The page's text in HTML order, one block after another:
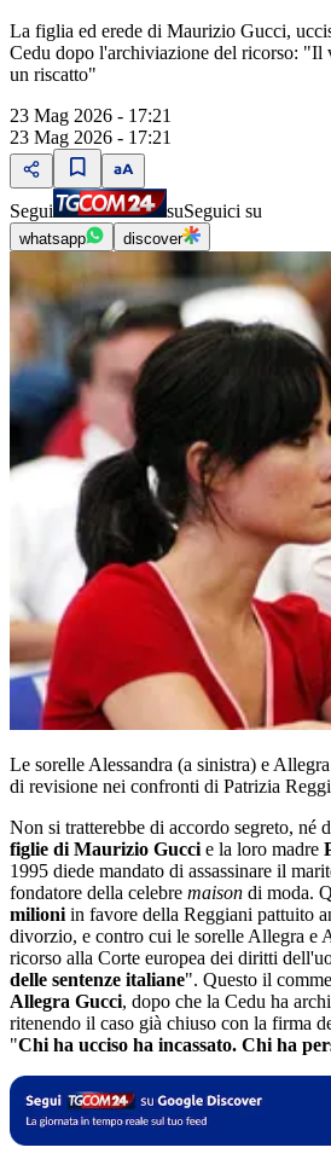
La figlia ed erede di Maurizio Gucci,
Cedu dopo l'archiviazione del ricorso: "Il
un riscatto"
23 Mag 2026 - 17:21
23 Mag 2026 - 17:21
Segui suSeguici su
whatsapp discover
Le sorelle Alessandra (a sinistra) e
di revisione nei confronti di Patrizia
Non si tratterebbe di accordo segreto, né
figlie di Maurizio Gucci e la loro madre
1995 diede mandato di assassinare il
fondatore della celebre maison di moda.
milioni in favore della Reggiani pattuito
divorzio, e contro cui le sorelle Allegra e
ricorso alla Corte europea dei diritti
delle sentenze italiane". Questo il
Allegra Gucci, dopo che la Cedu ha
ritenendo il caso già chiuso con la firma
"Chi ha ucciso ha incassato. Chi ha